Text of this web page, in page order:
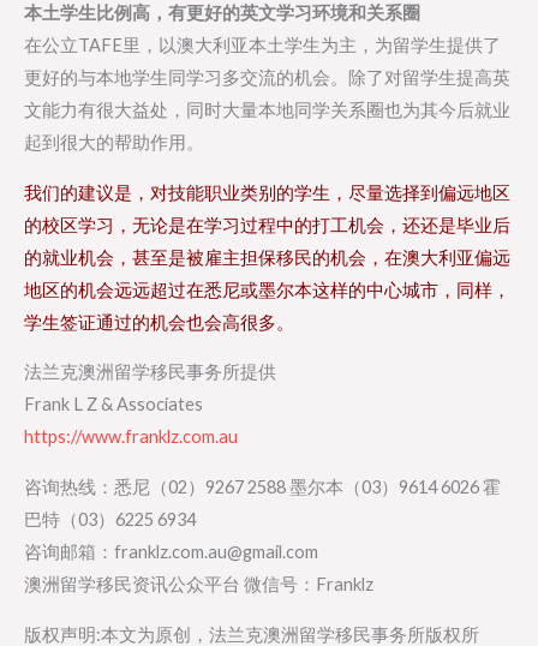
本土学生比例高，有更好的英文学习环境和关系圈
在公立TAFE里，以澳大利亚本土学生为主，为留学生提供了
更好的与本地学生同学习多交流的机会。除了对留学生提高英
文能力有很大益处，同时大量本地同学关系圈也为其今后就业
起到很大的帮助作用。
我们的建议是，对技能职业类别的学生，尽量选择到偏远地区
的校区学习，无论是在学习过程中的打工机会，还还是毕业后
的就业机会，甚至是被雇主担保移民的机会，在澳大利亚偏远
地区的机会远远超过在悉尼或墨尔本这样的中心城市，同样，
学生签证通过的机会也会高很多。
法兰克澳洲留学移民事务所提供
Frank L Z & Associates
https://www.franklz.com.au
咨询热线：悉尼（02）9267 2588 墨尔本（03）9614 6026 霍
巴特（03）6225 6934
咨询邮箱：franklz.com.au@gmail.com
澳洲留学移民资讯公众平台 微信号：Franklz
版权声明:本文为原创，法兰克澳洲留学移民事务所版权所